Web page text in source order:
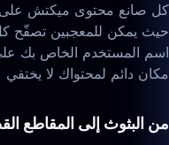
كل صانع محتوى ميكتش
حيث يمكن للمعجبين تصفّح
اسم المستخدم الخاص بك
مكان دائم لمحتواك لا يختفي
من البثوث إلى المقاطع